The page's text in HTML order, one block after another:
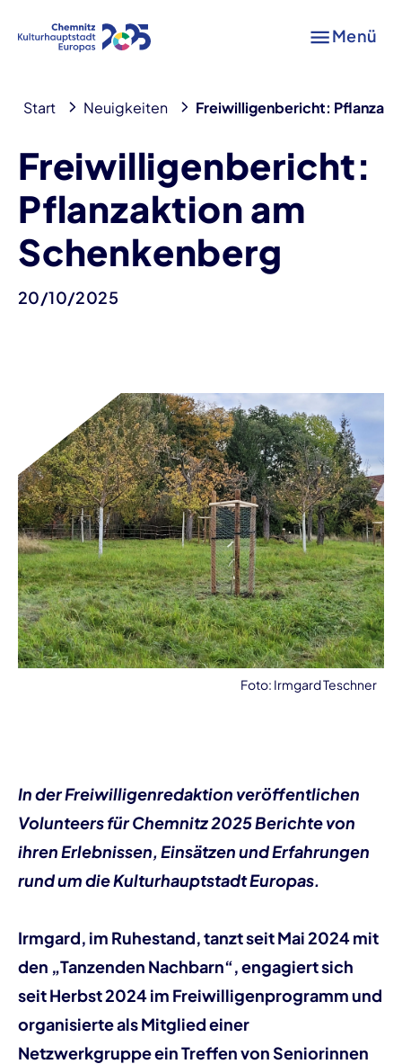
Menü
Start Neuigkeiten Freiwilligenbericht:
Freiwilligenbericht:
Pflanzaktion am
Schenkenberg
20/10/2025
Foto: Irmgard Teschner
In der Freiwilligenredaktion veröffentlichen
Volunteers für Chemnitz 2025 Berichte von
ihren Erlebnissen, Einsätzen und Erfahrungen
rund um die Kulturhauptstadt Europas.
Irmgard, im Ruhestand, tanzt seit Mai 2024 mit
den „Tanzenden Nachbarn“, engagiert sich
seit Herbst 2024 im Freiwilligenprogramm und
organisierte als Mitglied einer
Netzwerkgruppe ein Treffen von Seniorinnen